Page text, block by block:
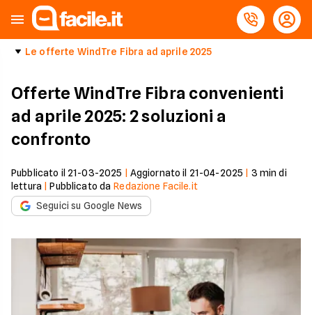
Le offerte WindTre Fibra ad aprile 2025
Offerte WindTre Fibra convenienti
ad aprile 2025: 2 soluzioni a
confronto
Pubblicato il 21-03-2025 Aggiornato il 21-04-2025 3 min di
lettura |Pubblicato da Redazione Facile.it
Seguici su Google News